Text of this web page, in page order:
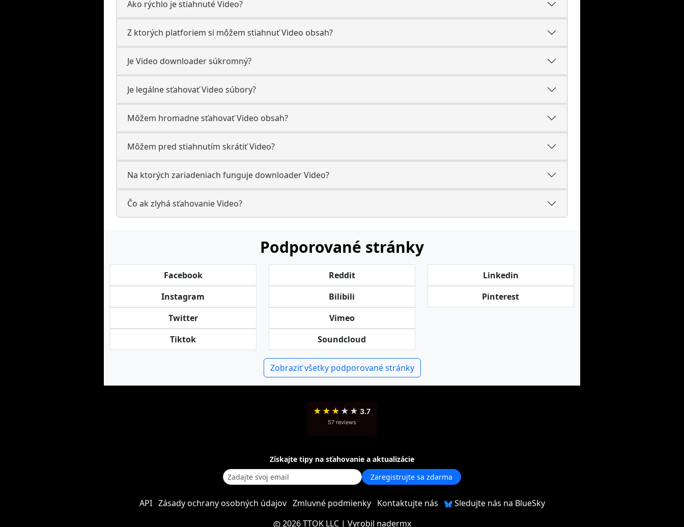
Ako rýchlo je stiahnuté Video?
Z ktorých platforiem si môžem stiahnuť Video obsah?
Je Video downloader súkromný?
Je legálne sťahovať Video súbory?
Môžem hromadne sťahovať Video obsah?
Môžem pred stiahnutím skrátiť Video?
Na ktorých zariadeniach funguje downloader Video?
Čo ak zlyhá sťahovanie Video?
Podporované stránky
Facebook
Instagram
Twitter
Tiktok
Reddit
Bilibili
Vimeo
Soundcloud
Linkedin
Pinterest
Zobraziť všetky podporované stránky
★ ★ ★ ★ ★ 3.7
57 reviews
Získajte tipy na sťahovanie a aktualizácie
Zaregistrujte sa zdarma
API Zásady ochrany osobných údajov Zmluvné podmienky Kontaktujte nás
Sledujte nás na BlueSky
2026 TTOK LLC| Vyrobil nadermx